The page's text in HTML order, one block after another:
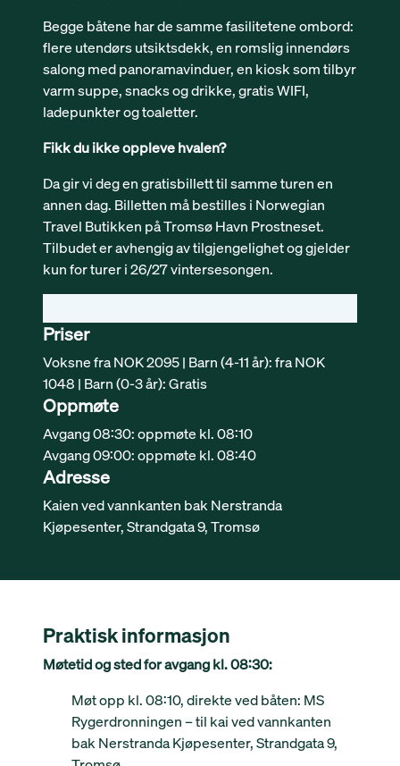
Begge båtene har de samme fasilitetene ombord:
flere utendørs utsiktsdekk, en romslig innendørs
salong med panoramavinduer, en kiosk som tilbyr
varm suppe, snacks og drikke, gratis WIFI,
ladepunkter og toaletter.
Fikk du ikke oppleve hvalen?
Da gir vi deg en gratisbillett til samme turen en
annen dag. Billetten må bestilles i Norwegian
Travel Butikken på Tromsø Havn Prostneset.
Tilbudet er avhengig av tilgjengelighet og gjelder
kun for turer i 26/27 vintersesongen.
Priser
Voksne fra NOK 2095 | Barn (4-11 år): fra NOK
1048 | Barn (0-3 år): Gratis
Oppmøte
Avgang 08:30: oppmøte kl. 08:10
Avgang 09:00: oppmøte kl. 08:40
Adresse
Kaien ved vannkanten bak Nerstranda
Kjøpesenter, Strandgata 9, Tromsø
Praktisk informasjon
Møtetid og sted for avgang kl. 08:30:
Møt opp kl. 08:10, direkte ved båten: MS
Rygerdronningen – til kai ved vannkanten
bak Nerstranda Kjøpesenter, Strandgata 9,